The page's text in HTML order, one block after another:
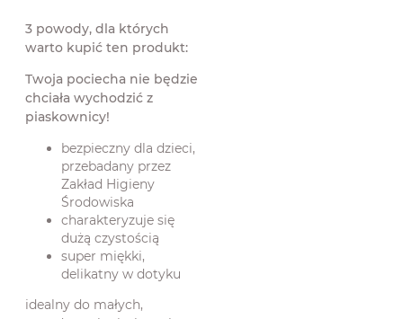
3 powody, dla których
warto kupić ten produkt:
Twoja pociecha nie będzie
chciała wychodzić z
piaskownicy!
bezpieczny dla dzieci,
przebadany przez
Zakład Higieny
Środowiska
charakteryzuje się
dużą czystością
super miękki,
delikatny w dotyku
idealny do małych,